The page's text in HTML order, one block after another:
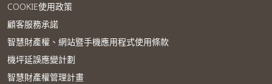
COOKIE使用政策
顧客服務承諾
智慧財產權、網站暨手機應用程式使用條款
機坪延誤應變計劃
智慧財產權管理計畫